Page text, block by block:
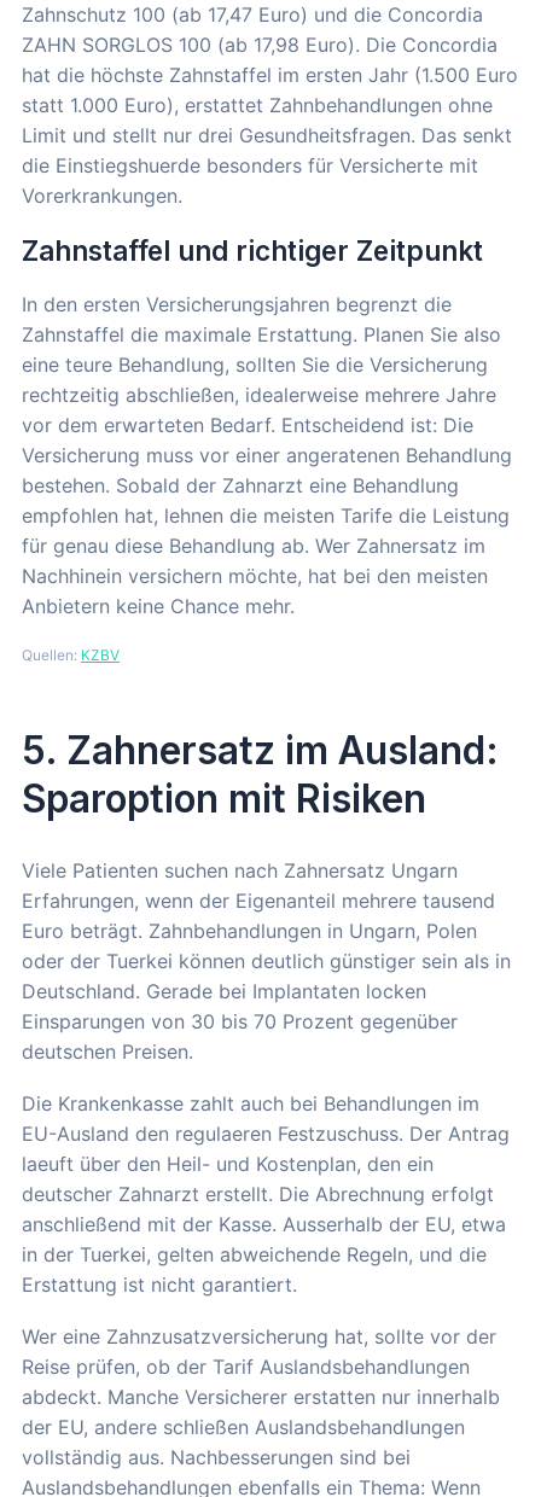
Zahnschutz 100 (ab 17,47 Euro) und die Concordia
ZAHN SORGLOS 100 (ab 17,98 Euro). Die Concordia
hat die höchste Zahnstaffel im ersten Jahr (1.500 Euro
statt 1.000 Euro), erstattet Zahnbehandlungen ohne
Limit und stellt nur drei Gesundheitsfragen. Das senkt
die Einstiegshuerde besonders für Versicherte mit
Vorerkrankungen.
Zahnstaffel und richtiger Zeitpunkt
In den ersten Versicherungsjahren begrenzt die
Zahnstaffel die maximale Erstattung. Planen Sie also
eine teure Behandlung, sollten Sie die Versicherung
rechtzeitig abschließen, idealerweise mehrere Jahre
vor dem erwarteten Bedarf. Entscheidend ist: Die
Versicherung muss vor einer angeratenen Behandlung
bestehen. Sobald der Zahnarzt eine Behandlung
empfohlen hat, lehnen die meisten Tarife die Leistung
für genau diese Behandlung ab. Wer Zahnersatz im
Nachhinein versichern möchte, hat bei den meisten
Anbietern keine Chance mehr.
Quellen: KZBV
5. Zahnersatz im Ausland:
Sparoption mit Risiken
Viele Patienten suchen nach Zahnersatz Ungarn
Erfahrungen, wenn der Eigenanteil mehrere tausend
Euro beträgt. Zahnbehandlungen in Ungarn, Polen
oder der Tuerkei können deutlich günstiger sein als in
Deutschland. Gerade bei Implantaten locken
Einsparungen von 30 bis 70 Prozent gegenüber
deutschen Preisen.
Die Krankenkasse zahlt auch bei Behandlungen im
EU-Ausland den regulaeren Festzuschuss. Der Antrag
laeuft über den Heil- und Kostenplan, den ein
deutscher Zahnarzt erstellt. Die Abrechnung erfolgt
anschließend mit der Kasse. Ausserhalb der EU, etwa
in der Tuerkei, gelten abweichende Regeln, und die
Erstattung ist nicht garantiert.
Wer eine Zahnzusatzversicherung hat, sollte vor der
Reise prüfen, ob der Tarif Auslandsbehandlungen
abdeckt. Manche Versicherer erstatten nur innerhalb
der EU, andere schließen Auslandsbehandlungen
vollständig aus. Nachbesserungen sind bei
Auslandsbehandlungen ebenfalls ein Thema: Wenn